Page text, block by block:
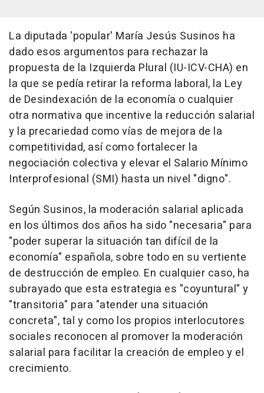
La diputada 'popular' María Jesús Susinos ha
dado esos argumentos para rechazar la
propuesta de la Izquierda Plural (IU-ICV-CHA) en
la que se pedía retirar la reforma laboral, la Ley
de Desindexación de la economía o cualquier
otra normativa que incentive la reducción salarial
y la precariedad como vías de mejora de la
competitividad, así como fortalecer la
negociación colectiva y elevar el Salario Mínimo
Interprofesional (SMI) hasta un nivel "digno".
Según Susinos, la moderación salarial aplicada
en los últimos dos años ha sido "necesaria" para
"poder superar la situación tan difícil de la
economía" española, sobre todo en su vertiente
de destrucción de empleo. En cualquier caso, ha
subrayado que esta estrategia es "coyuntural" y
"transitoria" para "atender una situación
concreta", tal y como los propios interlocutores
sociales reconocen al promover la moderación
salarial para facilitar la creación de empleo y el
crecimiento.